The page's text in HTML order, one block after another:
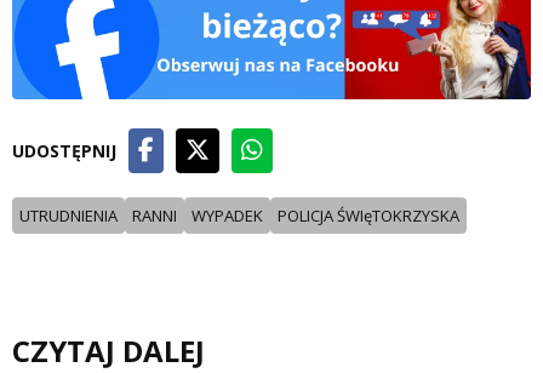
UDOSTĘPNIJ
UTRUDNIENIA RANNI WYPADEK POLICJA ŚWIęTOKRZYSKA
CZYTAJ DALEJ